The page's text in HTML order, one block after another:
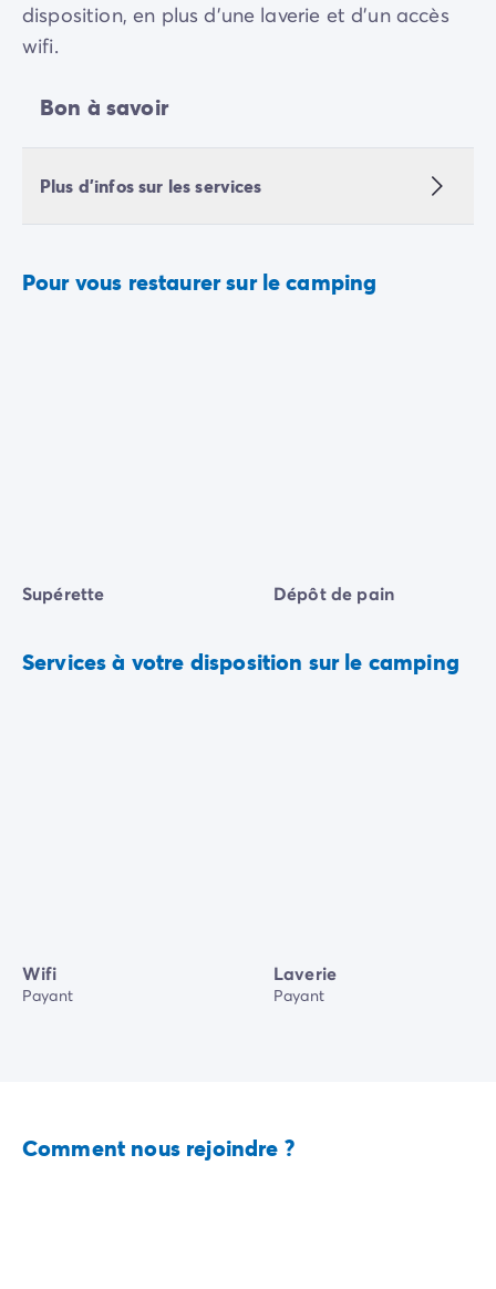
disposition, en plus d'une laverie et d'un accès
wifi.
Bon à savoir
Plus d'infos sur les services
Pour vous restaurer sur le camping
Supérette Dépôt de pain
Services à votre disposition sur le camping
Wifi
Payant
Laverie
Payant
Comment nous rejoindre ?